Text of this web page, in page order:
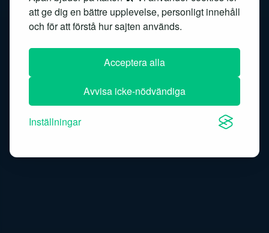
att ge dig en bättre upplevelse, personligt innehåll
och för att förstå hur sajten används.
Acceptera alla
Avvisa icke-nödvändiga
Inställningar
Semantic search Sentimentanalys
Similarity search Speech recognition
Speech-to-text